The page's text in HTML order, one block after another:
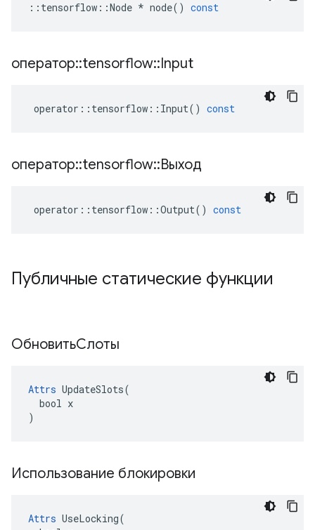
:: tensorflow ::Node * node() const
оператор::tensorflow::Input
operator :: tensorflow :: Input() const
оператор::tensorflow::Выход
operator :: tensorflow ::Output() const
Публичные статические функции
ОбновитьСлоты
Attrs UpdateSlots(
  bool x
)
Использование блокировки
Attrs UseLocking(